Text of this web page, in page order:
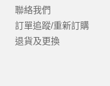
聯絡我們
訂單追蹤/重新訂購
退貨及更換